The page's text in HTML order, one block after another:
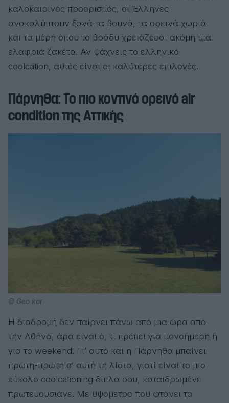
καλοκαιρινός προορισμός, οι Έλληνες
ανακαλύπτουν ξανά τα βουνά, τα ορεινά χωριά
και τα μέρη όπου το βράδυ χρειάζεσαι ακόμη μια
ελαφριά ζακέτα. Αν ψάχνεις το ελληνικό
coolcation, αυτές είναι οι καλύτερες επιλογές.
Πάρνηθα: Το πιο κοντινό ορεινό air
condition της Αττικής
© Geo kar
Η διαδρομή δεν παίρνει πάνω από μια ώρα από
την Αθήνα, άρα είναι ό, τι πρέπει για μονοήμερη ή
για το weekend. Γι’ αυτό και η Πάρνηθα μπαίνει
πρώτη-πρώτη σ’ αυτή τη λίστα, γιατί είναι το πιο
εύκολο coolcationing δίπλα σου, καταιδρωμένε
πρωτευουσιάνε. Με υψόμετρο που φτάνει τα